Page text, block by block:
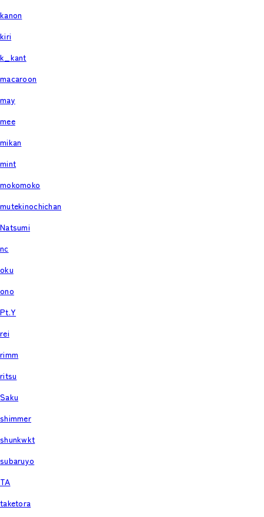
kanon
kiri
k_kant
macaroon
may
mee
mikan
mint
mokomoko
mutekinochichan
Natsumi
nc
oku
ono
Pt.Y
rei
rimm
ritsu
Saku
shimmer
shunkwkt
subaruyo
TA
taketora